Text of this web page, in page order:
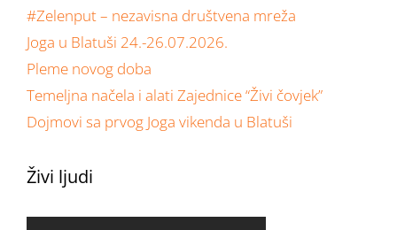
#Zelenput – nezavisna društvena mreža
Joga u Blatuši 24.-26.07.2026.
Pleme novog doba
Temeljna načela i alati Zajednice “Živi čovjek”
Dojmovi sa prvog Joga vikenda u Blatuši
Živi ljudi